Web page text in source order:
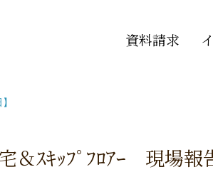
資料請求
＆ｽｷｯﾌﾟﾌﾛｱｰ 現場報